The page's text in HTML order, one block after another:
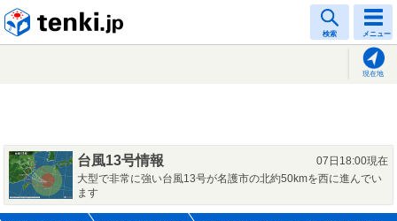
検索 メニュー
現在地
台風13号情報
07日18:00現在
大型で非常に強い台風13号が名護市の北約50kmを西に進んでい
ます